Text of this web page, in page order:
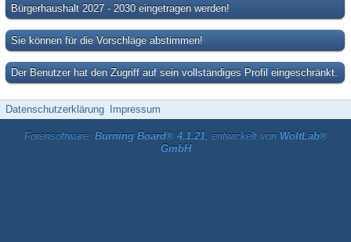
Bürgerhaushalt 2027 - 2030 eingetragen werden!
Sie können für die Vorschläge abstimmen!
Der Benutzer hat den Zugriff auf sein vollständiges Profil eingeschränkt.
Datenschutzerklärung Impressum
Forensoftware: Burning Board® 4.1.21, entwickelt von WoltLab®
GmbH